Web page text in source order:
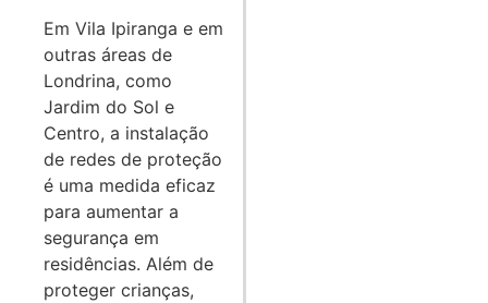
Em Vila Ipiranga e em
outras áreas de
Londrina, como
Jardim do Sol e
Centro, a instalação
de redes de proteção
é uma medida eficaz
para aumentar a
segurança em
residências. Além de
proteger crianças,